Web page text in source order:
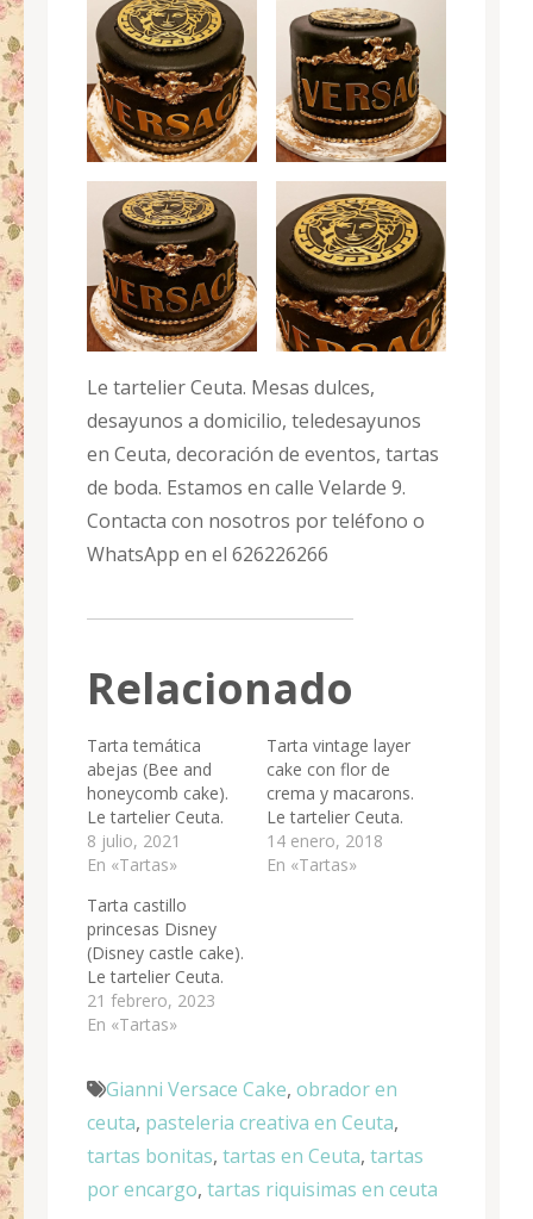
Le tartelier Ceuta. Mesas dulces,
desayunos a domicilio, teledesayunos
en Ceuta, decoración de eventos, tartas
de boda. Estamos en calle Velarde 9.
Contacta con nosotros por teléfono o
WhatsApp en el 626226266
Relacionado
Tarta temática
abejas (Bee and
honeycomb cake).
Le tartelier Ceuta.
8 julio, 2021
En «Tartas»
Tarta vintage layer
cake con flor de
crema y macarons.
Le tartelier Ceuta.
14 enero, 2018
En «Tartas»
Tarta castillo
princesas Disney
(Disney castle cake).
Le tartelier Ceuta.
21 febrero, 2023
En «Tartas»
Gianni Versace Cake, obrador en
ceuta, pasteleria creativa en Ceuta,
tartas bonitas, tartas en Ceuta, tartas
por encargo, tartas riquisimas en ceuta